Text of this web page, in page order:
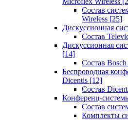
Состав
Wireless [25]
Дискуссионная
Состав
Дискуссионная
[14]
Состав
Беспроводная
Dicentis [12]
Состав
Конференц-
Состав
Комплекты